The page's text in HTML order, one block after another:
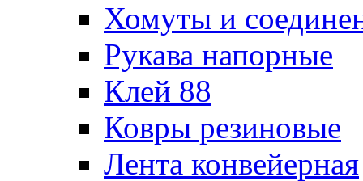
Хомуты и
Рукава напорные
Клей 88
Ковры резиновые
Лента конвейерная